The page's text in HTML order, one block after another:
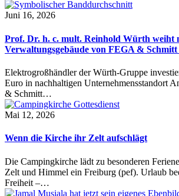
Juni 16, 2026
Prof. Dr. h. c. mult. Reinhold Würth weiht
Verwaltungsgebäude von FEGA & Schmitt
Elektrogroßhändler der Würth-Gruppe
Euro in nachhaltigen Unternehmensstandort
& Schmitt…
Mai 12, 2026
Wenn die Kirche ihr Zelt aufschlägt
Die Campingkirche lädt zu besonderen
Zelt und Himmel ein Freiburg (pef). Urlaub
Freiheit –…